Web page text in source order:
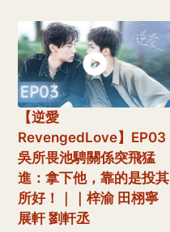
【逆愛
RevengedLove】EP03
吳所畏池騁關係突飛猛
進：拿下他，靠的是投其
所好！｜｜梓渝 田栩寧
展軒 劉軒丞